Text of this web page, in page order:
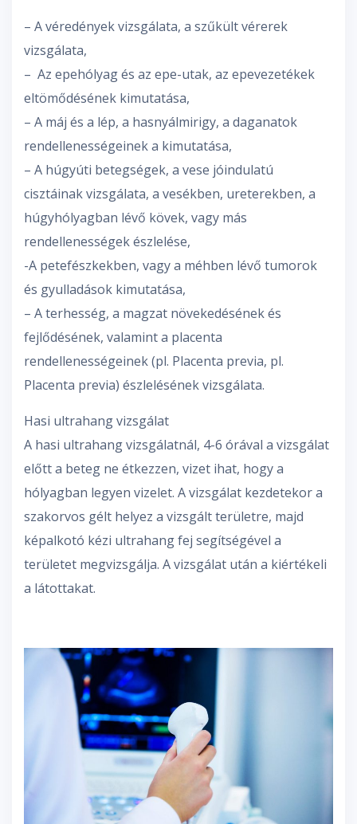
– A véredények vizsgálata, a szűkült vérerek
vizsgálata,
– Az epehólyag és az epe-utak, az epevezetékek
eltömődésének kimutatása,
– A máj és a lép, a hasnyálmirigy, a daganatok
rendellenességeinek a kimutatása,
– A húgyúti betegségek, a vese jóindulatú
cisztáinak vizsgálata, a vesékben, ureterekben, a
húgyhólyagban lévő kövek, vagy más
rendellenességek észlelése,
-A petefészkekben, vagy a méhben lévő tumorok
és gyulladások kimutatása,
– A terhesség, a magzat növekedésének és
fejlődésének, valamint a placenta
rendellenességeinek (pl. Placenta previa, pl.
Placenta previa) észlelésének vizsgálata.
Hasi ultrahang vizsgálat
A hasi ultrahang vizsgálatnál, 4-6 órával a vizsgálat
előtt a beteg ne étkezzen, vizet ihat, hogy a
hólyagban legyen vizelet. A vizsgálat kezdetekor a
szakorvos gélt helyez a vizsgált területre, majd
képalkotó kézi ultrahang fej segítségével a
területet megvizsgálja. A vizsgálat után a kiértékeli
a látottakat.